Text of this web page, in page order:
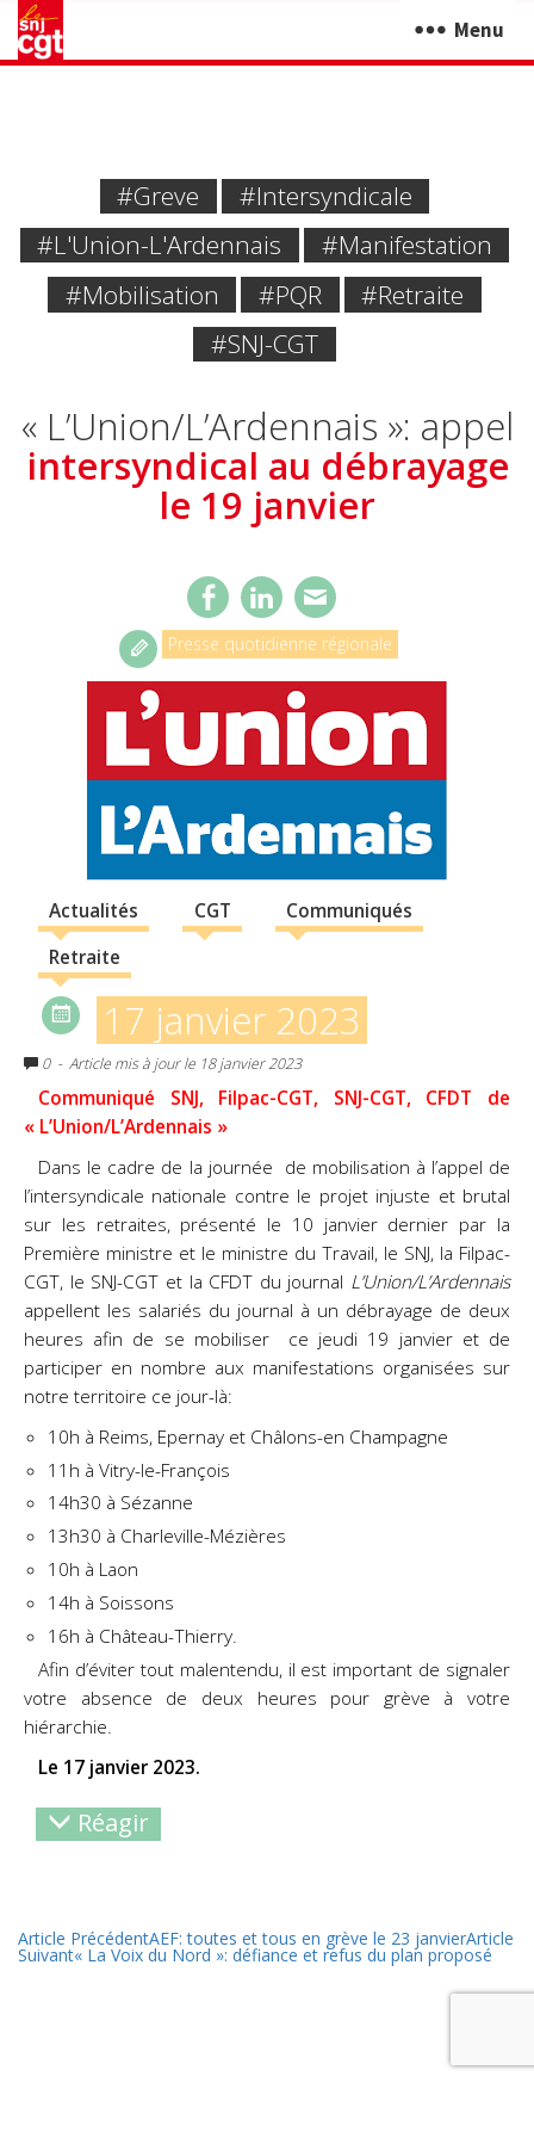
Menu
#greve
#intersyndicale
#L'Union-L'Ardennais
#manifestation
#mobilisation
#PQR
#Retraite
#SNJ-CGT
« L’Union/L’Ardennais »: appel
intersyndical au débrayage
le 19 janvier
Presse quotidienne régionale
Actualités CGT
Communiqués
Retraite
17 janvier 2023
0 - Article mis à jour le 18 janvier 2023
Communiqué SNJ, Filpac-CGT, SNJ-CGT, CFDT de
« L’Union/L’Ardennais »
Dans le cadre de la journée de mobilisation à l’appel de
l’intersyndicale nationale contre le projet injuste et brutal
sur les retraites, présenté le 10 janvier dernier par la
Première ministre et le ministre du Travail, le SNJ, la Filpac-
CGT, le SNJ-CGT et la CFDT du journal L’Union/L’Ardennais
appellent les salariés du journal à un débrayage de deux
heures afin de se mobiliser ce jeudi 19 janvier et de
participer en nombre aux manifestations organisées sur
notre territoire ce jour-là:
10h à Reims, Epernay et Châlons-en Champagne
11h à Vitry-le-François
14h30 à Sézanne
13h30 à Charleville-Mézières
10h à Laon
14h à Soissons
16h à Château-Thierry.
Afin d’éviter tout malentendu, il est important de signaler
votre absence de deux heures pour grève à votre
hiérarchie.
Le 17 janvier 2023.
Réagir
Article PrécédentAEF: toutes et tous en grève le 23 janvierArticle
Suivant« La Voix du Nord »: défiance et refus du plan proposé